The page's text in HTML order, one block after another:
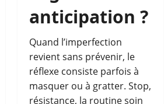
anticipation ?
Quand l’imperfection
revient sans prévenir, le
réflexe consiste parfois à
masquer ou à gratter. Stop,
résistance, la routine soin